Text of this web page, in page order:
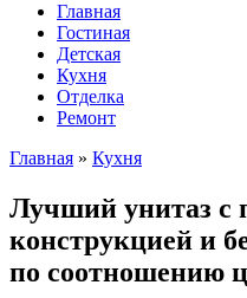
Главная
Гостиная
Детская
Кухня
Отделка
Ремонт
Главная » Кухня
Лучший унитаз с
конструкцией и
по соотношению